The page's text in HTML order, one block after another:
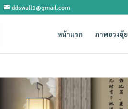
ddswall1@gmail.com
หน้าแรก ภาพฮวงจุ้ย